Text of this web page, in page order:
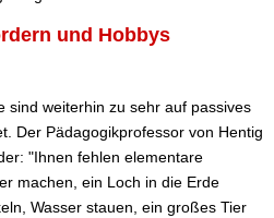
und Hobbys
sind weiterhin zu sehr auf passives
Der Pädagogikprofessor von Hentig
"Ihnen fehlen elementare
machen, ein Loch in die Erde
Wasser stauen, ein großes Tier